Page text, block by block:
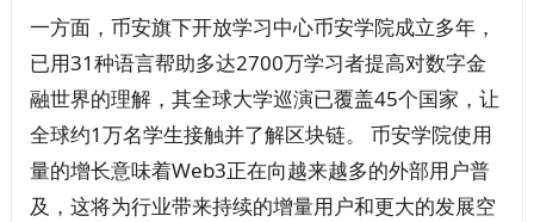
一方面，币安旗下开放学习中心币安学院成立多年，
已用31种语言帮助多达2700万学习者提高对数字金
融世界的理解，其全球大学巡演已覆盖45个国家，让
全球约1万名学生接触并了解区块链。 币安学院使用
量的增长意味着Web3正在向越来越多的外部用户普
及，这将为行业带来持续的增量用户和更大的发展空